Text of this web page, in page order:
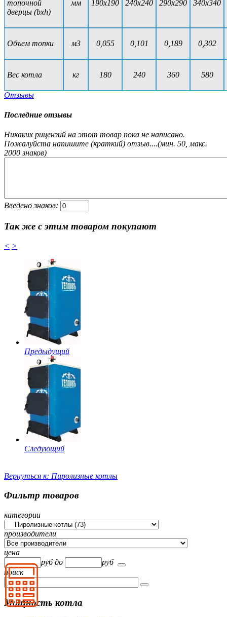
топочной
дверцы (bxh)
мм 190х190 240х240 290х290 340х340
Объем топки м3 0,055 0,101 0,189 0,302
Вес котла кг 180 240 360 580
Отзывы
Последние отзывы
Никаких рицензий на этот товар пока не написано.
Пожалуйста напишите (краткий) отзыв....(мин. 50, макс.
2000 знаков)
Введено знаков:
Так же с этим товаром покупают
< >
Предыдущий
Следующий
Вернуться к: Пиролизные котлы
Фильтр товаров
категории
производители
цена
рубдо
руб
поиск
Мощность котла